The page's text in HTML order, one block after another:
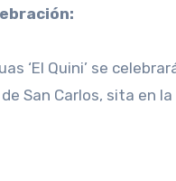
‘El Quini’ se
San Carlos, sita en